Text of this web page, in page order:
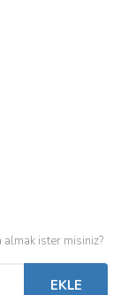
almak ister misiniz?
EKLE